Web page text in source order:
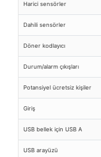
Harici sensörler
Dahili sensörler
Döner kodlayıcı
Durum/alarm çıkışları
Potansiyel ücretsiz kişiler
Giriş
USB bellek için USB A
USB arayüzü